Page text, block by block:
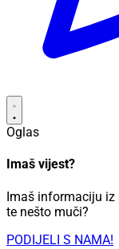
Oglas
Imaš vijest?
Imaš informaciju iz
te nešto muči?
PODIJELI S NAMA!